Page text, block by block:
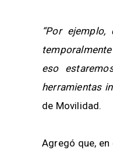
“Por
eso
herramientas
de Movilidad.
Agregó que,